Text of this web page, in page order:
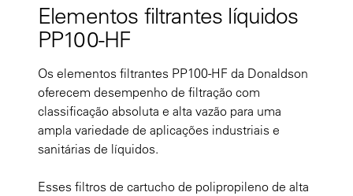
Elementos filtrantes líquidos
PP100-HF
Os elementos filtrantes PP100-HF da Donaldson
oferecem desempenho de filtração com
classificação absoluta e alta vazão para uma
ampla variedade de aplicações industriais e
sanitárias de líquidos.
Esses filtros de cartucho de polipropileno de alta